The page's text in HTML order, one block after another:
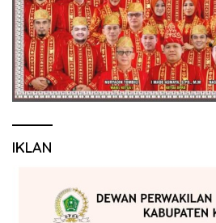
IKLAN